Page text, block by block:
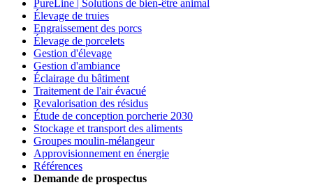
PureLine | Solutions de bien-être animal
Élevage de truies
Engraissement des porcs
Élevage de porcelets
Gestion d'élevage
Gestion d'ambiance
Éclairage du bâtiment
Traitement de l'air évacué
Revalorisation des résidus
Étude de conception porcherie 2030
Stockage et transport des aliments
Groupes moulin-mélangeur
Approvisionnement en énergie
Références
Demande de prospectus